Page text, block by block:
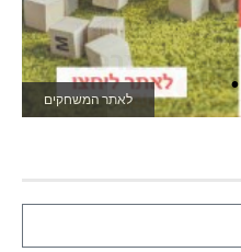
לאתר המשחקים